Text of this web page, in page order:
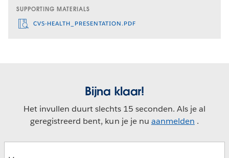
SUPPORTING MATERIALS
CVS-HEALTH_PRESENTATION.PDF
Bijna klaar!
Het invullen duurt slechts 15 seconden. Als je al
geregistreerd bent, kun je je nu aanmelden .